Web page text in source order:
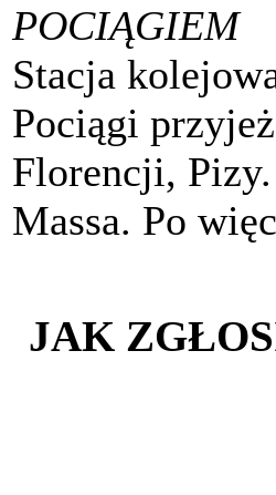
POCIĄGIEM
Stacja
Pociągi
Florencji,
Massa. Po
JAK